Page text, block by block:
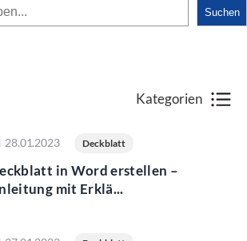
Suchen
Kategorien
28.01.2023 Deckblatt
in Word erstellen –
mit Erklä...